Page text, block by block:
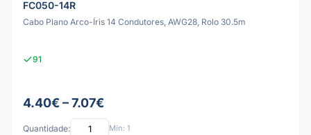
FC050-14R
Cabo Plano Arco-Íris 14 Condutores, AWG28, Rolo 30.5m
91
4.40€ – 7.07€
Quantidade: Mín: 1